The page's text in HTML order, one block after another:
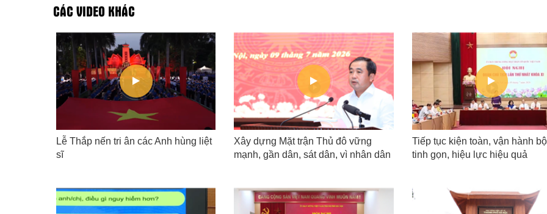
CÁC VIDEO KHÁC
Lễ Thắp nến tri ân các Anh hùng liệt
sĩ
Xây dựng Mặt trận Thủ đô vững
mạnh, gần dân, sát dân, vì nhân dân
Tiếp tục kiện toàn, vận hành
tinh gọn, hiệu lực hiệu quả